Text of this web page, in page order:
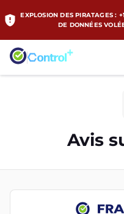
EXPLOSION DES PIRATAGES :
DE DONNÉES
Avis